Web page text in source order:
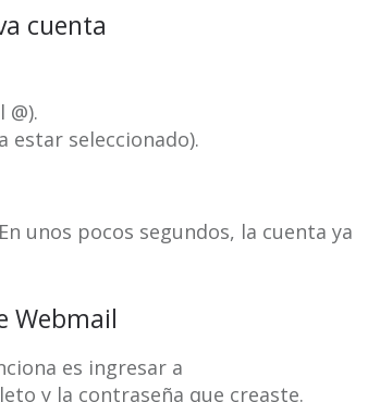
cuenta
estar seleccionado).
unos pocos segundos, la cuenta ya
Webmail
es ingresar a
y la contraseña que creaste.